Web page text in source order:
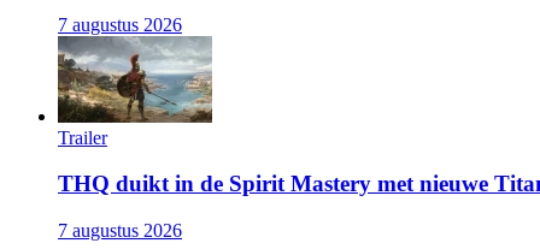
7 augustus 2026
Trailer
THQ duikt in de Spirit Mastery met nieuwe
7 augustus 2026